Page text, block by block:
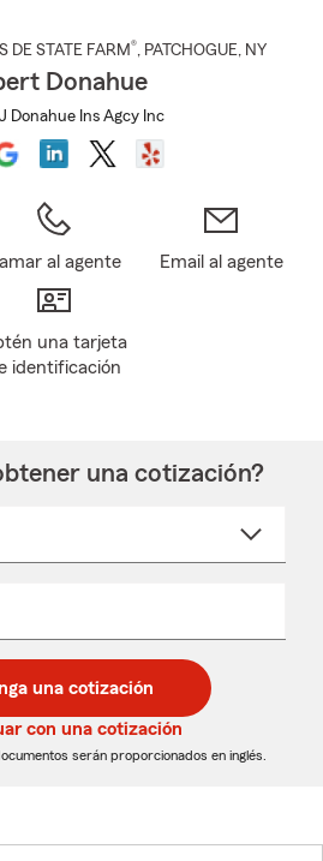
DE STATE FARM®, PATCHOGUE, NY
Donahue
Donahue Ins Agcy Inc
al agente Email al agente
una tarjeta
identificación
una cotización?
una cotización
con una cotización
serán proporcionados en inglés.